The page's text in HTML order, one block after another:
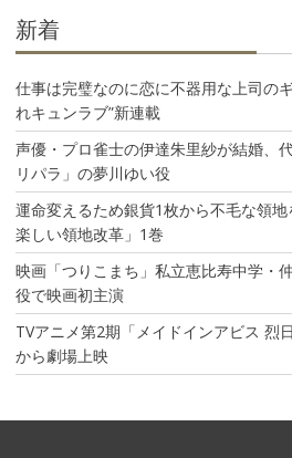
新着
仕事は完璧なのに恋に不器用な上司の
れキュンラブ”新連載
声優・プロ雀士の伊達朱里紗が結婚、
リパラ」の夢川ゆい役
運命変えるため銀貨1枚から不毛な領
楽しい領地改革」1巻
映画「つりこまち」私立恵比寿中学・
役で映画初主演
TVアニメ第2期「メイドインアビス 烈
から劇場上映